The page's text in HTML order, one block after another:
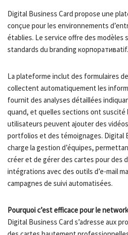
Digital Business Card propose une
conçue pour les environnements
établies. Le service offre des
standards du branding корпоративatif.
La plateforme inclut des formulaires
collectent automatiquement les
fournit des analyses détaillées
quand, et quelles sections ont suscité
utilisateurs peuvent ajouter des
portfolios et des témoignages. Digital
charge la gestion d’équipes,
créer et de gérer des cartes pour des
intégrations avec des outils d’e-mail
campagnes de suivi automatisées.
Pourquoi c’est efficace pour le
Digital Business Card s’adresse aux